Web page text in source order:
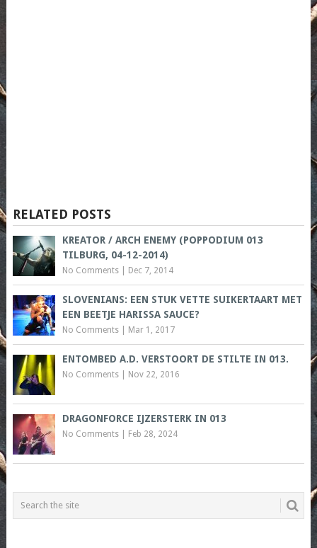
RELATED POSTS
KREATOR / ARCH ENEMY (POPPODIUM 013
TILBURG, 04-12-2014)
No Comments| Dec 7, 2014
SLOVENIANS: EEN STUK VETTE SUIKERTAART MET
EEN BEETJE HARISSA SAUCE?
No Comments| Mar 1, 2017
ENTOMBED A.D. VERSTOORT DE STILTE IN 013.
No Comments| Nov 22, 2016
DRAGONFORCE IJZERSTERK IN 013
No Comments| Feb 28, 2024